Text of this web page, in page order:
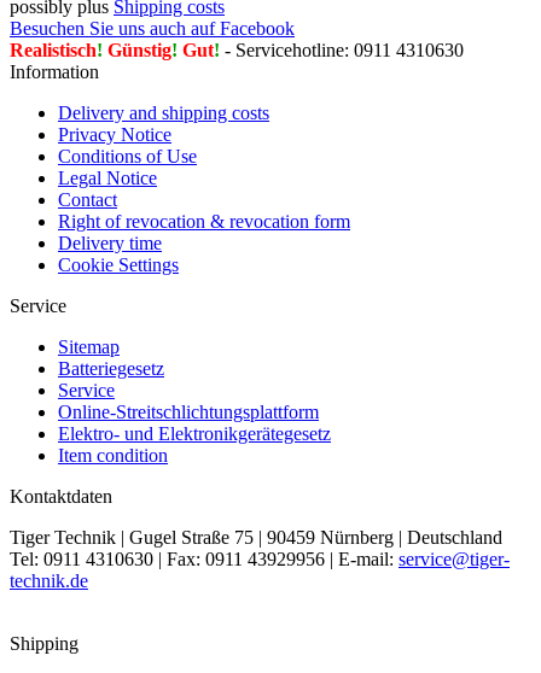
possibly plus Shipping costs
Besuchen Sie uns auch auf Facebook
Realistisch! Günstig! Gut! - Servicehotline: 0911 4310630
Information
Delivery and shipping costs
Privacy Notice
Conditions of Use
Legal Notice
Contact
Right of revocation & revocation form
Delivery time
Cookie Settings
Service
Sitemap
Batteriegesetz
Service
Online-Streitschlichtungsplattform
Elektro- und Elektronikgerätegesetz
Item condition
Kontaktdaten
Tiger Technik | Gugel Straße 75 | 90459 Nürnberg | Deutschland
Tel: 0911 4310630 | Fax: 0911 43929956 | E-mail: service@tiger-
technik.de
Shipping